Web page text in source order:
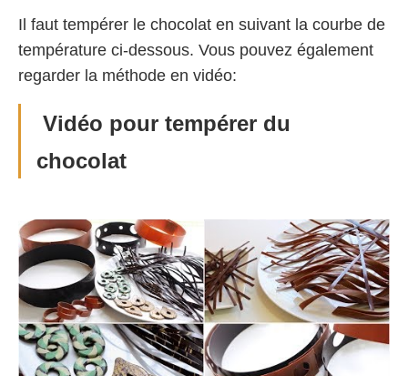
Il faut tempérer le chocolat en suivant la courbe de
température ci-dessous. Vous pouvez également
regarder la méthode en vidéo:
Vidéo pour tempérer du
chocolat